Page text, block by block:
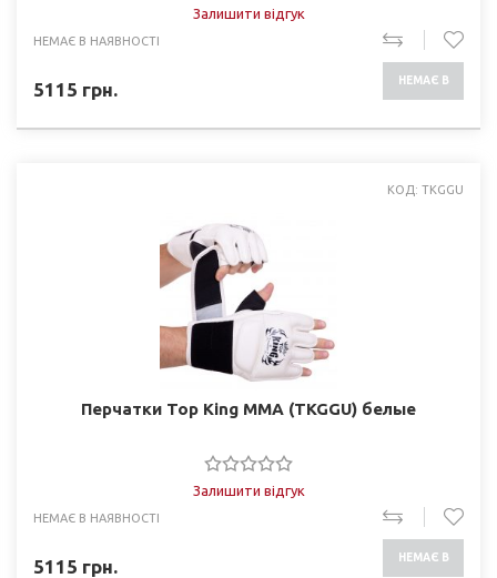
Залишити відгук
НЕМАЄ В НАЯВНОСТІ
5115 грн. НЕМАЄ В
КОД: TKGGU
Перчатки Top King ММА (TKGGU) белые
Залишити відгук
НЕМАЄ В НАЯВНОСТІ
5115 грн. НЕМАЄ В